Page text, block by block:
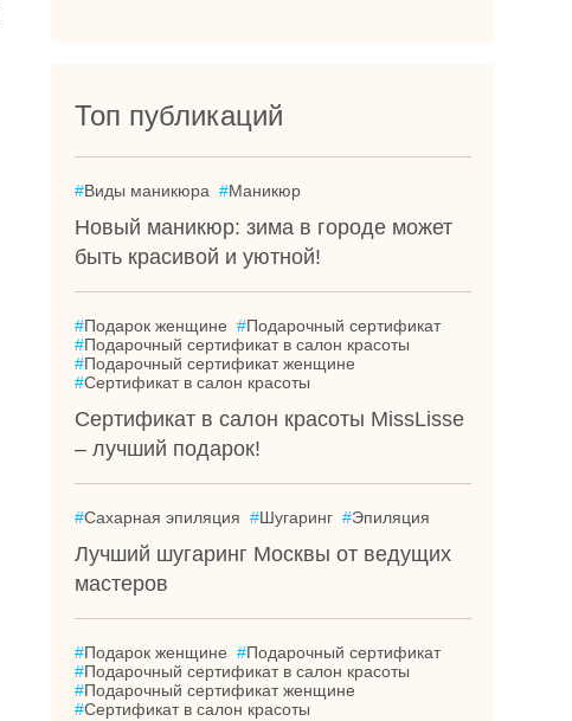
Топ публикаций
#Виды маникюра #Маникюр
Новый маникюр: зима в городе может
быть красивой и уютной!
#Подарок женщине #Подарочный сертификат
#Подарочный сертификат в салон красоты
#Подарочный сертификат женщине
#Сертификат в салон красоты
Сертификат в салон красоты MissLisse
– лучший подарок!
#Сахарная эпиляция #Шугаринг #Эпиляция
Лучший шугаринг Москвы от ведущих
мастеров
#Подарок женщине #Подарочный сертификат
#Подарочный сертификат в салон красоты
#Подарочный сертификат женщине
#Сертификат в салон красоты